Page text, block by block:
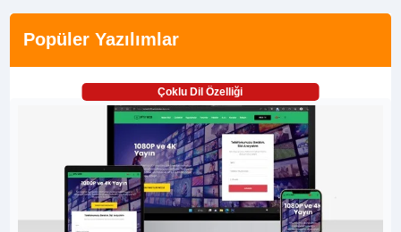
Popüler Yazılımlar
Çoklu Dil Özelliği